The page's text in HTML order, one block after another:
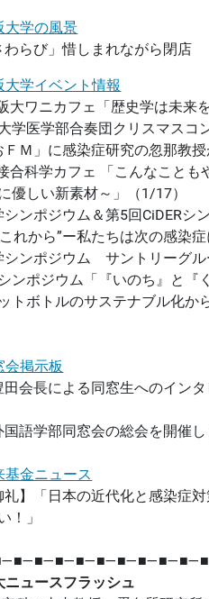
大学の風景
わらび」惜しまれながら閉店
大学イベント情報
大ワニカフェ「歴史学は未来
学医学部合奏団クリスマスコ
ＦＭ」に感染症研究の忽那教
合科学カフェ 「こんなこと
優しい新素材～」（1/17）
シンポジウム＆第5回CiDERシ
これから”ー私たちは次の感染
シンポジウム サントリーグ
ンポジウム「『いのち』と『
トボトルのサステナブル化か
会掲示板
田会長による同窓生へのイン
国語学部同窓会の総会を開催し
基金ニュース
礼】「日本の近代化と感染症
！」
ニュースフラッシュ